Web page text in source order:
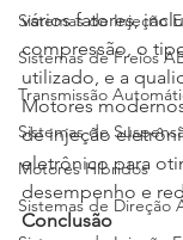
Sistemas de Injeção
Sistemas de Freios
Transmissão
Sistemas de
Motores Híbridos
Sistemas de Direção
vários fatores,
compressão, o
utilizado, e a
Motores
de injeção
eletrônico para
desempenho e
Conclusão